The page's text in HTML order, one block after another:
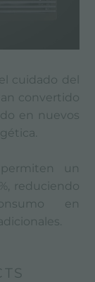
cuidado del
convertido
en nuevos
permiten un
reduciendo
en